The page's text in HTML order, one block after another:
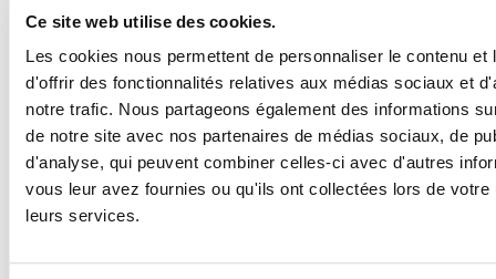
Ce site web utilise des cookies.
Les cookies nous permettent de personnaliser le contenu et
d'offrir des fonctionnalités relatives aux médias sociaux et
notre trafic. Nous partageons également des informations
de notre site avec nos partenaires de médias sociaux, de
d'analyse, qui peuvent combiner celles-ci avec d'autres
vous leur avez fournies ou qu'ils ont collectées lors de votre
leurs services.
identifier les mentions existantes,
contacter le site concerné,
demander l’ajout d’un lien source.